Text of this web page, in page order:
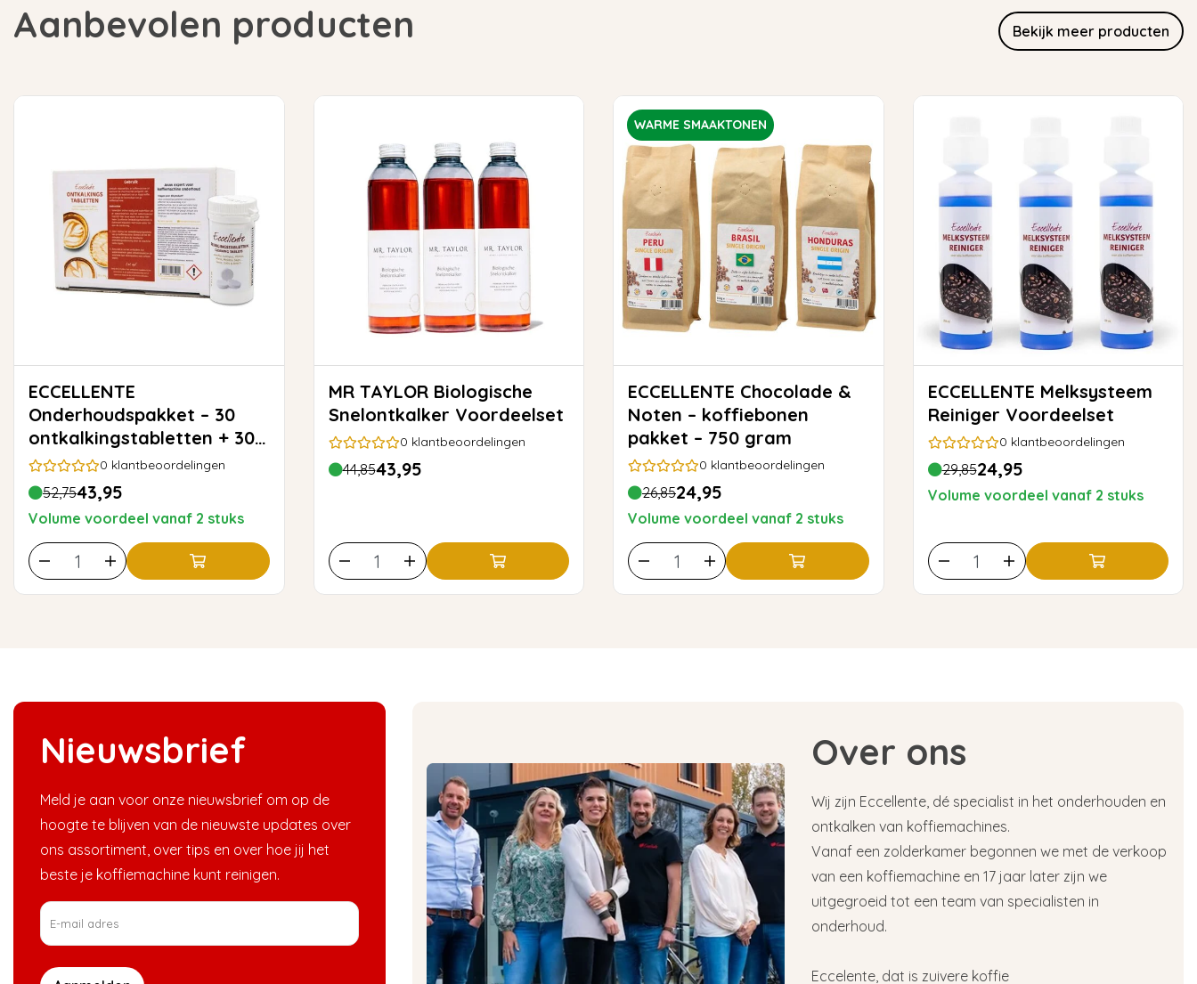
Aanbevolen producten Bekijk meer producten
ECCELLENTE
Onderhoudspakket – 30
ontkalkingstabletten + 30
reinigingstabletten voor
koffiemachines
0 klantbeoordelingen
52,7543,95
Volume voordeel vanaf 2 stuks
MR TAYLOR Biologische
Snelontkalker Voordeelset
0 klantbeoordelingen
44,8543,95
WARME SMAAKTONEN
ECCELLENTE Chocolade &
Noten – koffiebonen
pakket – 750 gram
0 klantbeoordelingen
26,8524,95
Volume voordeel vanaf 2 stuks
ECCELLENTE Melksysteem
Reiniger Voordeelset
0 klantbeoordelingen
29,8524,95
Volume voordeel vanaf 2 stuks
Nieuwsbrief
Meld je aan voor onze nieuwsbrief om op de
hoogte te blijven van de nieuwste updates over
ons assortiment, over tips en over hoe jij het
beste je koffiemachine kunt reinigen.
Over ons
Wij zijn Eccellente, dé specialist in het onderhouden en
ontkalken van koffiemachines.
Vanaf een zolderkamer begonnen we met de verkoop
van een koffiemachine en 17 jaar later zijn we
uitgegroeid tot een team van specialisten in
onderhoud.
Eccelente, dat is zuivere koffie